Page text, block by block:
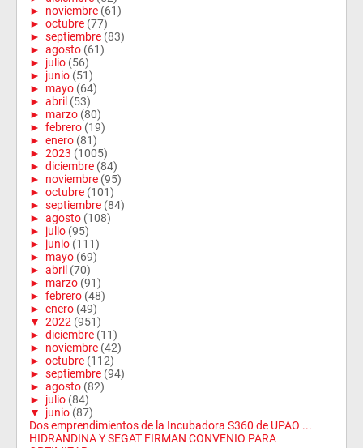
► noviembre (61)
► octubre (77)
► septiembre (83)
► agosto (61)
► julio (56)
► junio (51)
► mayo (64)
► abril (53)
► marzo (80)
► febrero (19)
► enero (81)
► 2023 (1005)
► diciembre (84)
► noviembre (95)
► octubre (101)
► septiembre (84)
► agosto (108)
► julio (95)
► junio (111)
► mayo (69)
► abril (70)
► marzo (91)
► febrero (48)
► enero (49)
▼ 2022 (951)
► diciembre (11)
► noviembre (42)
► octubre (112)
► septiembre (94)
► agosto (82)
► julio (84)
▼
junio (87)
Dos emprendimientos de la Incubadora S360 de UPAO ...
HIDRANDINA Y SEGAT FIRMAN CONVENIO PARA